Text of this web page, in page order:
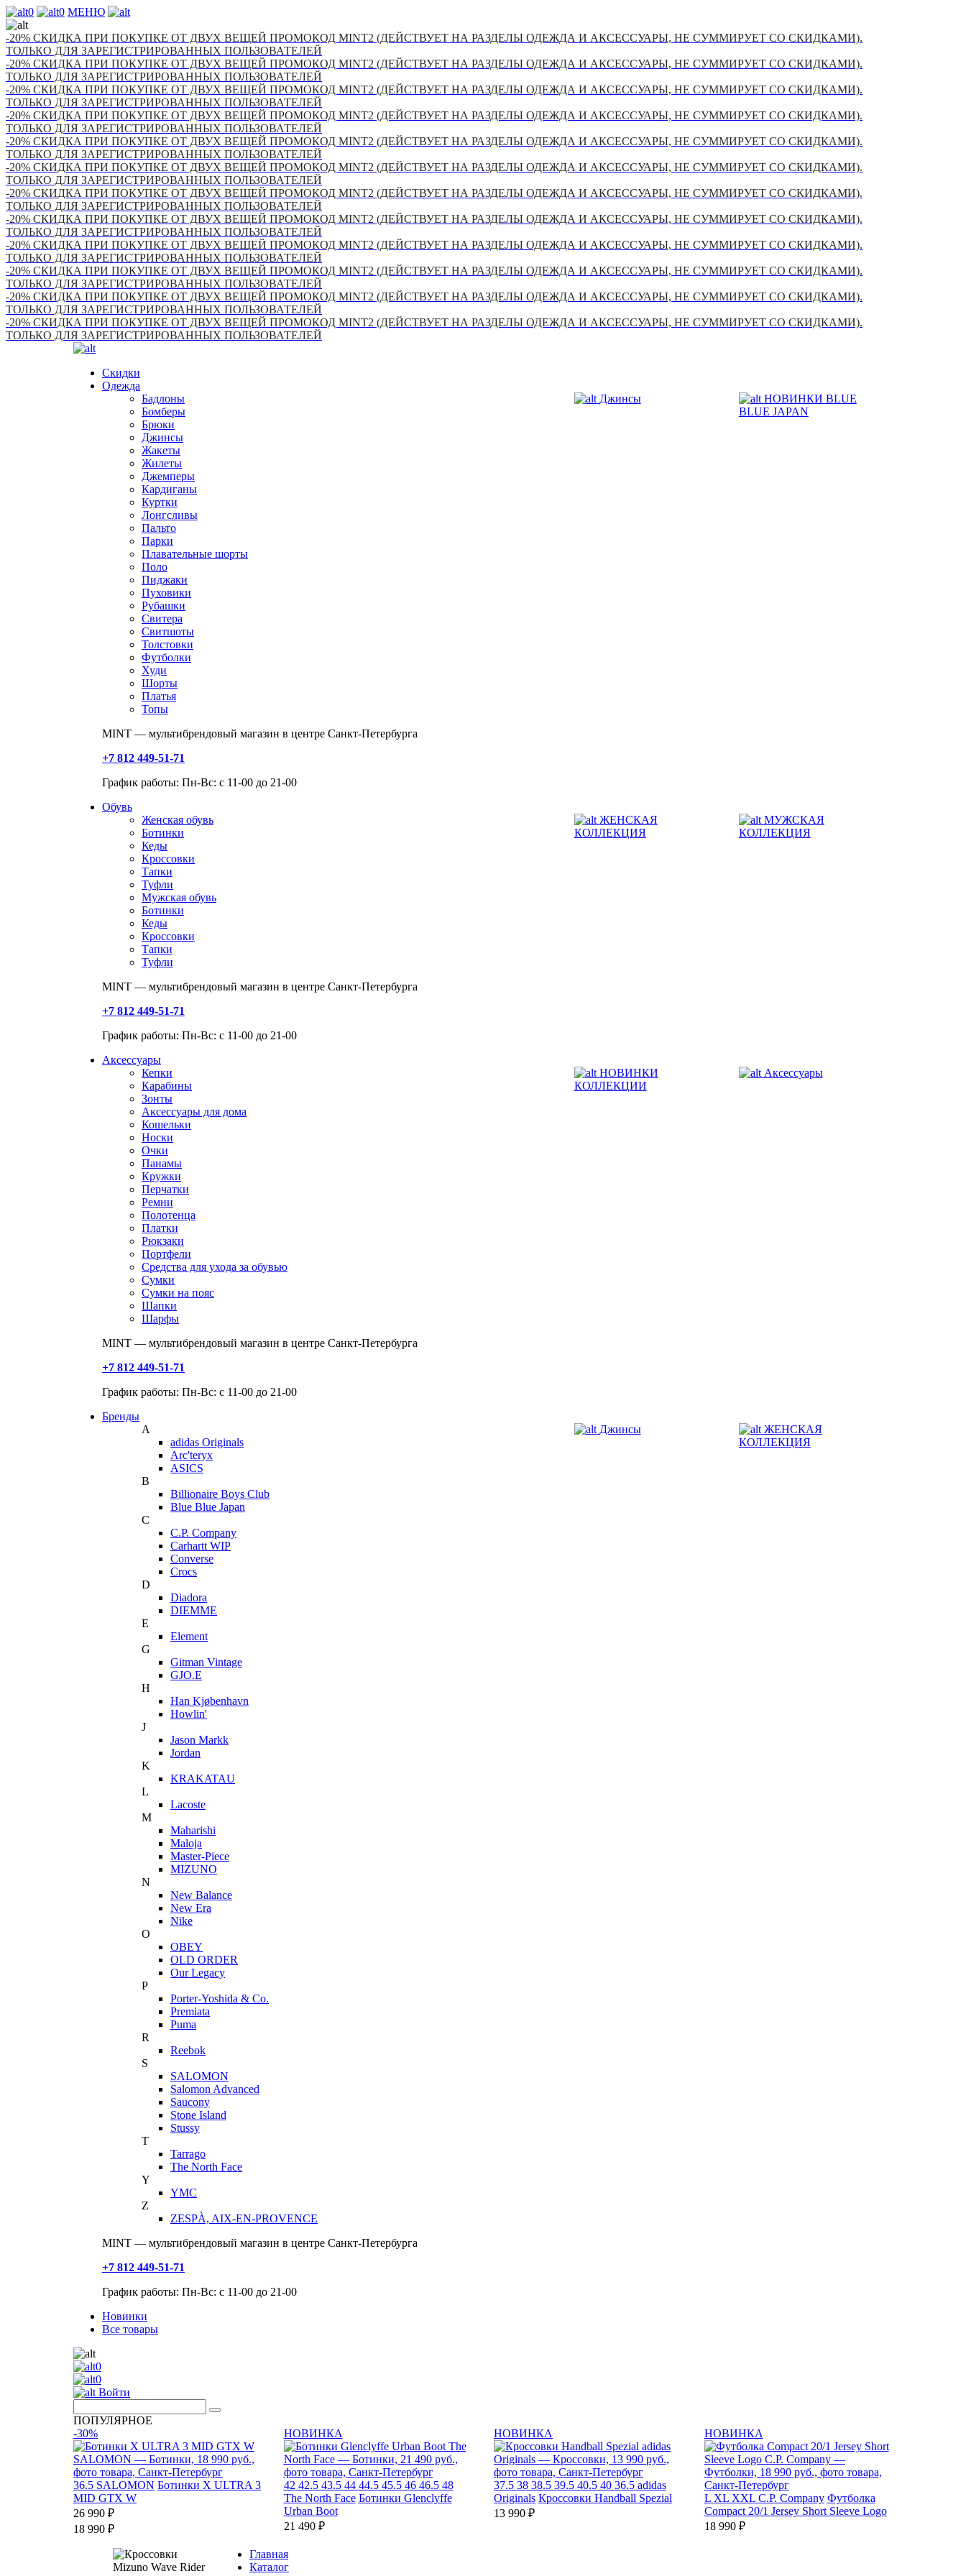
0 0 МЕНЮ
-20% СКИДКА ПРИ ПОКУПКЕ ОТ ДВУХ ВЕЩЕЙ ПРОМОКОД MINT2 (ДЕЙСТВУЕТ НА РАЗДЕЛЫ ОДЕЖДА И АКСЕССУАРЫ, НЕ СУММИРУЕТ СО СКИДКАМИ).
ТОЛЬКО ДЛЯ ЗАРЕГИСТРИРОВАННЫХ ПОЛЬЗОВАТЕЛЕЙ
-20% СКИДКА ПРИ ПОКУПКЕ ОТ ДВУХ ВЕЩЕЙ ПРОМОКОД MINT2 (ДЕЙСТВУЕТ НА РАЗДЕЛЫ ОДЕЖДА И АКСЕССУАРЫ, НЕ СУММИРУЕТ СО СКИДКАМИ).
ТОЛЬКО ДЛЯ ЗАРЕГИСТРИРОВАННЫХ ПОЛЬЗОВАТЕЛЕЙ
-20% СКИДКА ПРИ ПОКУПКЕ ОТ ДВУХ ВЕЩЕЙ ПРОМОКОД MINT2 (ДЕЙСТВУЕТ НА РАЗДЕЛЫ ОДЕЖДА И АКСЕССУАРЫ, НЕ СУММИРУЕТ СО СКИДКАМИ).
ТОЛЬКО ДЛЯ ЗАРЕГИСТРИРОВАННЫХ ПОЛЬЗОВАТЕЛЕЙ
-20% СКИДКА ПРИ ПОКУПКЕ ОТ ДВУХ ВЕЩЕЙ ПРОМОКОД MINT2 (ДЕЙСТВУЕТ НА РАЗДЕЛЫ ОДЕЖДА И АКСЕССУАРЫ, НЕ СУММИРУЕТ СО СКИДКАМИ).
ТОЛЬКО ДЛЯ ЗАРЕГИСТРИРОВАННЫХ ПОЛЬЗОВАТЕЛЕЙ
-20% СКИДКА ПРИ ПОКУПКЕ ОТ ДВУХ ВЕЩЕЙ ПРОМОКОД MINT2 (ДЕЙСТВУЕТ НА РАЗДЕЛЫ ОДЕЖДА И АКСЕССУАРЫ, НЕ СУММИРУЕТ СО СКИДКАМИ).
ТОЛЬКО ДЛЯ ЗАРЕГИСТРИРОВАННЫХ ПОЛЬЗОВАТЕЛЕЙ
-20% СКИДКА ПРИ ПОКУПКЕ ОТ ДВУХ ВЕЩЕЙ ПРОМОКОД MINT2 (ДЕЙСТВУЕТ НА РАЗДЕЛЫ ОДЕЖДА И АКСЕССУАРЫ, НЕ СУММИРУЕТ СО СКИДКАМИ).
ТОЛЬКО ДЛЯ ЗАРЕГИСТРИРОВАННЫХ ПОЛЬЗОВАТЕЛЕЙ
-20% СКИДКА ПРИ ПОКУПКЕ ОТ ДВУХ ВЕЩЕЙ ПРОМОКОД MINT2 (ДЕЙСТВУЕТ НА РАЗДЕЛЫ ОДЕЖДА И АКСЕССУАРЫ, НЕ СУММИРУЕТ СО СКИДКАМИ).
ТОЛЬКО ДЛЯ ЗАРЕГИСТРИРОВАННЫХ ПОЛЬЗОВАТЕЛЕЙ
-20% СКИДКА ПРИ ПОКУПКЕ ОТ ДВУХ ВЕЩЕЙ ПРОМОКОД MINT2 (ДЕЙСТВУЕТ НА РАЗДЕЛЫ ОДЕЖДА И АКСЕССУАРЫ, НЕ СУММИРУЕТ СО СКИДКАМИ).
ТОЛЬКО ДЛЯ ЗАРЕГИСТРИРОВАННЫХ ПОЛЬЗОВАТЕЛЕЙ
-20% СКИДКА ПРИ ПОКУПКЕ ОТ ДВУХ ВЕЩЕЙ ПРОМОКОД MINT2 (ДЕЙСТВУЕТ НА РАЗДЕЛЫ ОДЕЖДА И АКСЕССУАРЫ, НЕ СУММИРУЕТ СО СКИДКАМИ).
ТОЛЬКО ДЛЯ ЗАРЕГИСТРИРОВАННЫХ ПОЛЬЗОВАТЕЛЕЙ
-20% СКИДКА ПРИ ПОКУПКЕ ОТ ДВУХ ВЕЩЕЙ ПРОМОКОД MINT2 (ДЕЙСТВУЕТ НА РАЗДЕЛЫ ОДЕЖДА И АКСЕССУАРЫ, НЕ СУММИРУЕТ СО СКИДКАМИ).
ТОЛЬКО ДЛЯ ЗАРЕГИСТРИРОВАННЫХ ПОЛЬЗОВАТЕЛЕЙ
-20% СКИДКА ПРИ ПОКУПКЕ ОТ ДВУХ ВЕЩЕЙ ПРОМОКОД MINT2 (ДЕЙСТВУЕТ НА РАЗДЕЛЫ ОДЕЖДА И АКСЕССУАРЫ, НЕ СУММИРУЕТ СО СКИДКАМИ).
ТОЛЬКО ДЛЯ ЗАРЕГИСТРИРОВАННЫХ ПОЛЬЗОВАТЕЛЕЙ
-20% СКИДКА ПРИ ПОКУПКЕ ОТ ДВУХ ВЕЩЕЙ ПРОМОКОД MINT2 (ДЕЙСТВУЕТ НА РАЗДЕЛЫ ОДЕЖДА И АКСЕССУАРЫ, НЕ СУММИРУЕТ СО СКИДКАМИ).
ТОЛЬКО ДЛЯ ЗАРЕГИСТРИРОВАННЫХ ПОЛЬЗОВАТЕЛЕЙ
Скидки
Одежда
Бадлоны
Бомберы
Брюки
Джинсы
Жакеты
Жилеты
Джемперы
Кардиганы
Куртки
Лонгсливы
Пальто
Парки
Плавательные шорты
Поло
Пиджаки
Пуховики
Рубашки
Свитера
Свитшоты
Толстовки
Футболки
Худи
Шорты
Платья
Топы
Джинсы
НОВИНКИ BLUE
BLUE JAPAN
MINT — мультибрендовый магазин в центре Санкт-Петербурга
+7 812 449-51-71
График работы: Пн-Вс: с 11-00 до 21-00
Обувь
Женская обувь
Ботинки
Кеды
Кроссовки
Тапки
Туфли
Мужская обувь
Ботинки
Кеды
Кроссовки
Тапки
Туфли
ЖЕНСКАЯ
КОЛЛЕКЦИЯ
МУЖСКАЯ
КОЛЛЕКЦИЯ
MINT — мультибрендовый магазин в центре Санкт-Петербурга
+7 812 449-51-71
График работы: Пн-Вс: с 11-00 до 21-00
Аксессуары
Кепки
Карабины
Зонты
Аксессуары для дома
Кошельки
Носки
Очки
Панамы
Кружки
Перчатки
Ремни
Полотенца
Платки
Рюкзаки
Портфели
Средства для ухода за обувью
Сумки
Сумки на пояс
Шапки
Шарфы
НОВИНКИ
КОЛЛЕКЦИИ
Аксессуары
MINT — мультибрендовый магазин в центре Санкт-Петербурга
+7 812 449-51-71
График работы: Пн-Вс: с 11-00 до 21-00
Бренды
A
adidas Originals
Arc'teryx
ASICS
B
Billionaire Boys Club
Blue Blue Japan
C
C.P. Company
Carhartt WIP
Converse
Crocs
D
Diadora
DIEMME
E
Element
G
Gitman Vintage
GJO.E
H
Han Kjøbenhavn
Howlin'
J
Jason Markk
Jordan
K
KRAKATAU
L
Lacoste
M
Maharishi
Maloja
Master-Piece
MIZUNO
N
New Balance
New Era
Nike
O
OBEY
OLD ORDER
Our Legacy
P
Porter-Yoshida & Co.
Premiata
Puma
R
Reebok
S
SALOMON
Salomon Advanced
Saucony
Stone Island
Stussy
T
Tarrago
The North Face
Y
YMC
Z
ZESPÀ, AIX-EN-PROVENCE
Джинсы
ЖЕНСКАЯ
КОЛЛЕКЦИЯ
MINT — мультибрендовый магазин в центре Санкт-Петербурга
+7 812 449-51-71
График работы: Пн-Вс: с 11-00 до 21-00
Новинки
Все товары
0
0
Войти
ПОПУЛЯРНОЕ
-30%
36.5 SALOMON Ботинки X ULTRA 3
MID GTX W
26 990 ₽
18 990 ₽
НОВИНКА
42 42.5 43.5 44 44.5 45.5 46 46.5 48
The North Face Ботинки Glenclyffe
Urban Boot
21 490 ₽
НОВИНКА
37.5 38 38.5 39.5 40.5 40 36.5 adidas
Originals Кроссовки Handball Spezial
13 990 ₽
НОВИНКА
L XL XXL C.P. Company Футболка
Compact 20/1 Jersey Short Sleeve Logo
18 990 ₽
Главная
Каталог